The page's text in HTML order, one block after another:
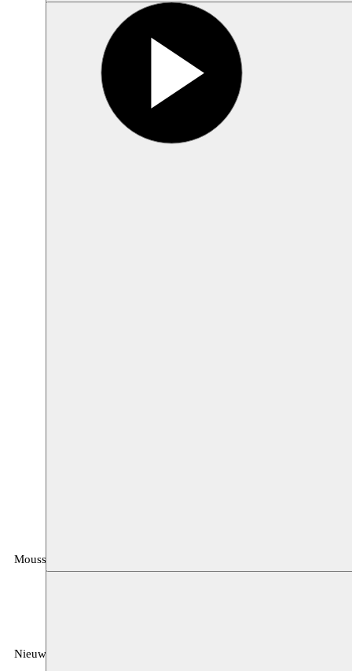
Moussem
Zeemtouwersstraat 6
Nieuwsbrief